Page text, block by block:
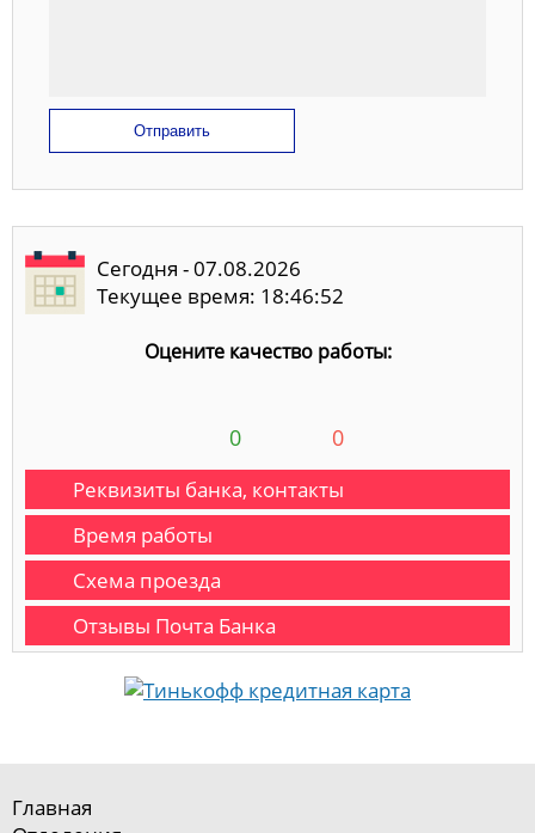
Отправить
Сегодня - 07.08.2026
Текущее время: 18:46:53
Оцените качество работы:
0 0
Реквизиты банка, контакты
Время работы
Схема проезда
Отзывы Почта Банка
Главная